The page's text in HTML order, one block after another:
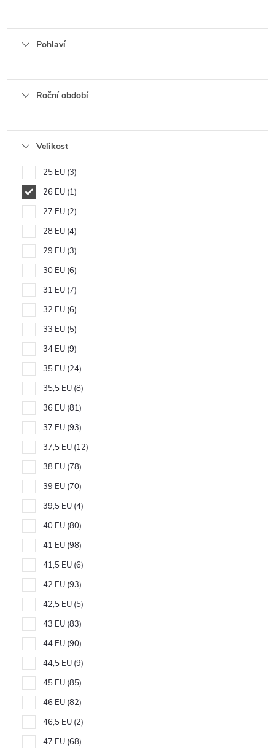
Pohlaví
Roční období
Velikost
25 EU 3
26 EU 1
27 EU 2
28 EU 4
29 EU 3
30 EU 6
31 EU 7
32 EU 6
33 EU 5
34 EU 9
35 EU 24
35,5 EU 8
36 EU 81
37 EU 93
37,5 EU 12
38 EU 78
39 EU 70
39,5 EU 4
40 EU 80
41 EU 98
41,5 EU 6
42 EU 93
42,5 EU 5
43 EU 83
44 EU 90
44,5 EU 9
45 EU 85
46 EU 82
46,5 EU 2
47 EU 68